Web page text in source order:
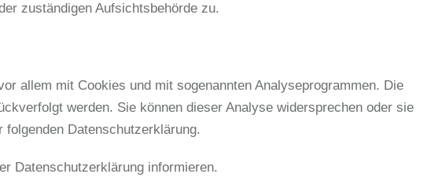
zuständigen Aufsichtsbehörde zu.
allem mit Cookies und mit sogenannten Analyseprogrammen. Die
werden. Sie können dieser Analyse widersprechen oder sie
Datenschutzerklärung.
Datenschutzerklärung informieren.